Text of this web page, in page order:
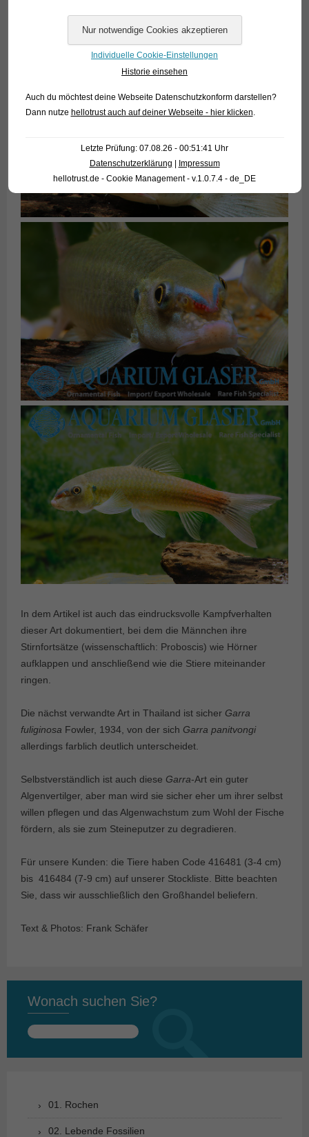
In dem Artikel ist auch das eindrucksvolle Kampfverhalten
dieser Art dokumentiert, bei dem die Männchen ihre
Stirnfortsätze (wissenschaftlich: Proboscis) wie Hörner
aufklappen und anschließend wie die Stiere miteinander
ringen.
Die nächst verwandte Art in Thailand ist sicher Garra
fuliginosa Fowler, 1934, von der sich Garra panitvongi
allerdings farblich deutlich unterscheidet.
Selbstverständlich ist auch diese Garra-Art ein guter
Algenvertilger, aber man wird sie sicher eher um ihrer selbst
willen pflegen und das Algenwachstum zum Wohl der Fische
fördern, als sie zum Steineputzer zu degradieren.
Für unsere Kunden: die Tiere haben Code 416481 (3-4 cm)
bis 416484 (7-9 cm) auf unserer Stockliste. Bitte beachten
Sie, dass wir ausschließlich den Großhandel beliefern.
Text & Photos: Frank Schäfer
Wonach suchen Sie?
Suchen
01. Rochen
02. Lebende Fossilien
Individuelle Cookie-Einstellungen
Historie einsehen
Auch du möchtest deine Webseite Datenschutzkonform darstellen?
Dann nutze hellotrust auch auf deiner Webseite - hier klicken
Letzte Prüfung: 07.08.26 - 00:51:41 Uhr
Datenschutzerklärung | Impressum
hellotrust.de - Cookie Management - v.1.0.7.4 - de_DE